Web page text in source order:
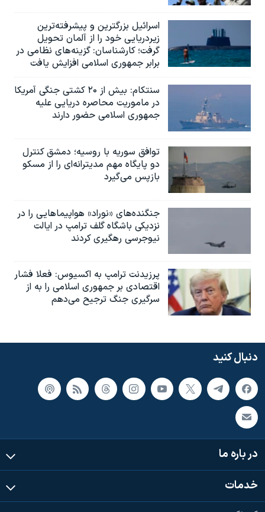
اسرائيل بزرگترین و پیشرفته‌ترین
زیردریایی خود را از آلمان تحویل
گرفت؛ کارشناسان: گزینه‌های نظامی در
برابر جمهوری اسلامی افزایش یافت
سنتکام: بیش از ۲۰ کشتی جنگی آمریکا
در ماموریت محاصره دریایی علیه
جمهوری اسلامی حضور دارند
توافق سوریه با روسیه؛ دمشق کنترل
دو پایگاه مهم مدیترانه‌ای را از مسکو
بازپس می‌گیرد
جنگنده‌های «نوراد» هواپیماهایی را در
نزدیکی باشگاه گلف ترامپ در ایالت
نیوجرسی رهگیری کردند
پرزیدنت ترامپ به اکسیوس: فعلا فشار
اقتصادی بر جمهوری اسلامی را به از
سرگیری جنگ ترجیح می‌دهم
دنبال کنید
در باره ما
خدمات